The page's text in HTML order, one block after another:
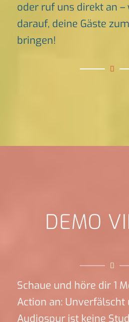
oder ruf uns direkt an
darauf, deine Gäste
bringen!
DEMO
Schaue und höre dir 1
Action an: Unverfälscht
Audiospur ist keine